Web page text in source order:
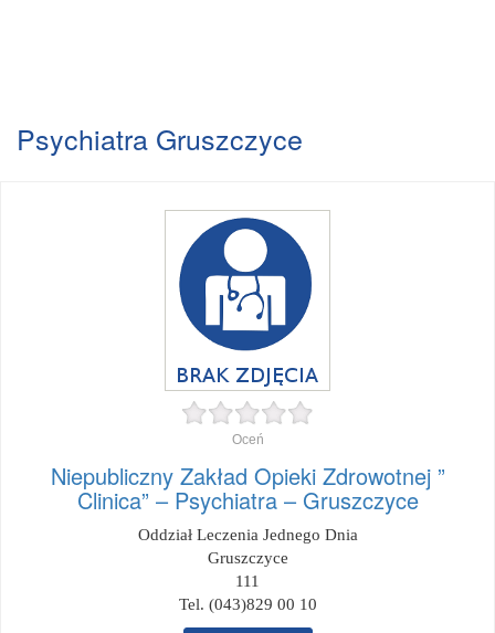
Psychiatra Gruszczyce
Oceń
Niepubliczny Zakład Opieki Zdrowotnej ”
Clinica” – Psychiatra – Gruszczyce
Oddział Leczenia Jednego Dnia
Gruszczyce
111
Tel. (043)829 00 10